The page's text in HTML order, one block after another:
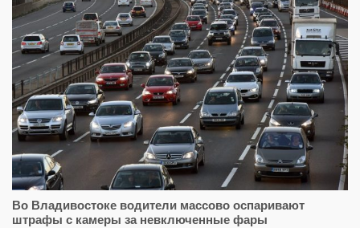
Во Владивостоке водители массово оспаривают
штрафы с камеры за невключенные фары